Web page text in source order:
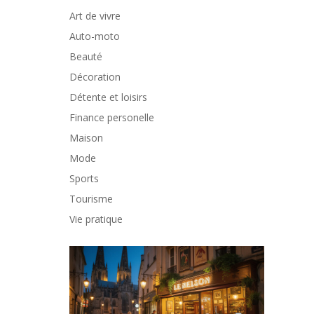
Art de vivre
Auto-moto
Beauté
Décoration
Détente et loisirs
Finance personelle
Maison
Mode
Sports
Tourisme
Vie pratique